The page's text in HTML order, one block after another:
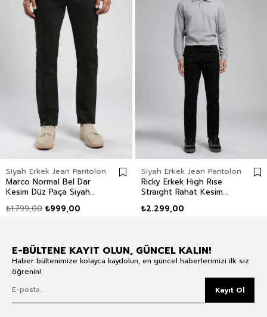
Siyah Erkek Jean Pantolon
Marco Normal Bel Dar
Kesim Düz Paça Siyah
₺999,00
₺1.799,00
Siyah Erkek Jean Pantolon
Ricky Erkek Hıgh Rıse
Straıght Rahat Kesim
Jean Pantolon Siyah
₺2.299,00
E-BÜLTENE KAYIT OLUN, GÜNCEL KALIN!
Haber bültenimize kolayca kaydolun, en güncel haberlerimizi ilk siz
öğrenin!
Kayıt Ol